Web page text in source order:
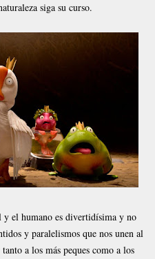
siga su curso.
el humano es divertidísima y no
y paralelismos que nos unen al
a los más peques como a los